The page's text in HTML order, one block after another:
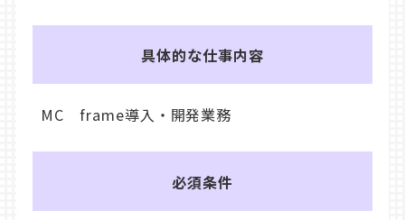
具体的な仕事内容
MC frame導入・開発業務
必須条件